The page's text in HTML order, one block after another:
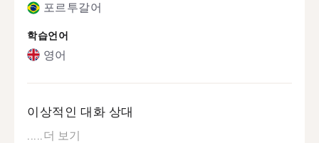
포르투갈어
학습언어
영어
이상적인 대화 상대
더 보기